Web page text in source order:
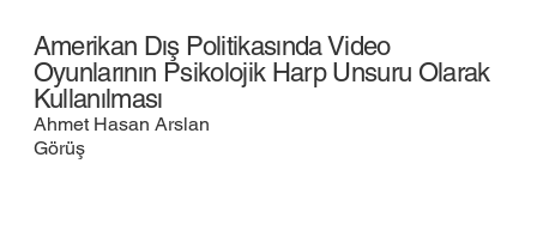
Amerikan Dış Politikasında Video
Oyunlarının Psikolojik Harp Unsuru Olarak
Kullanılması
Ahmet Hasan Arslan
Görüş